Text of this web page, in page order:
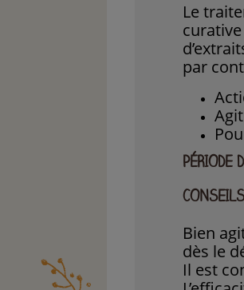
Le
par
PÉRIODE
Bien
dès le
Il est